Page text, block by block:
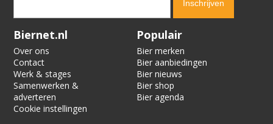
Verification code:
Biernet.nl
Over ons
Contact
Werk & stages
Samenwerken &
adverteren
Cookie instellingen
Populair
Bier merken
Bier aanbiedingen
Bier nieuws
Bier shop
Bier agenda